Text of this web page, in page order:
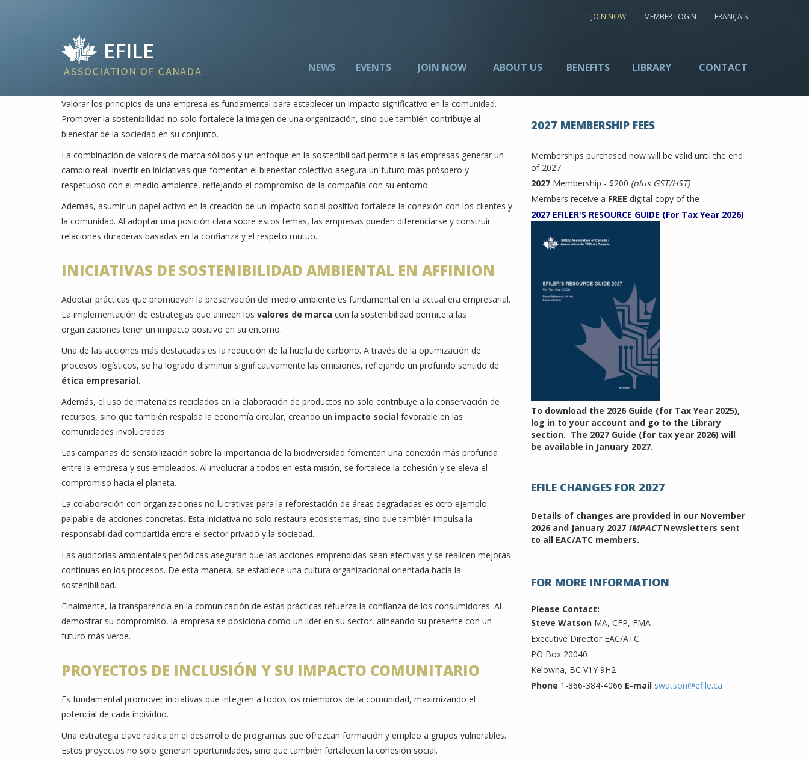
JOIN NOW MEMBER LOGIN FRANÇAIS
NEWS EVENTS JOIN NOW ABOUT US BENEFITS LIBRARY CONTACT
Valorar los principios de una empresa es fundamental para establecer un impacto significativo en la comunidad.
Promover la sostenibilidad no solo fortalece la imagen de una organización, sino que también contribuye al
bienestar de la sociedad en su conjunto.
La combinación de valores de marca sólidos y un enfoque en la sostenibilidad permite a las empresas generar un
cambio real. Invertir en iniciativas que fomentan el bienestar colectivo asegura un futuro más próspero y
respetuoso con el medio ambiente, reflejando el compromiso de la compañía con su entorno.
Además, asumir un papel activo en la creación de un impacto social positivo fortalece la conexión con los clientes y
la comunidad. Al adoptar una posición clara sobre estos temas, las empresas pueden diferenciarse y construir
relaciones duraderas basadas en la confianza y el respeto mutuo.
INICIATIVAS DE SOSTENIBILIDAD AMBIENTAL EN AFFINION
Adoptar prácticas que promuevan la preservación del medio ambiente es fundamental en la actual era empresarial.
La implementación de estrategias que alineen los valores de marca con la sostenibilidad permite a las
organizaciones tener un impacto positivo en su entorno.
Una de las acciones más destacadas es la reducción de la huella de carbono. A través de la optimización de
procesos logísticos, se ha logrado disminuir significativamente las emisiones, reflejando un profundo sentido de
ética empresarial.
Además, el uso de materiales reciclados en la elaboración de productos no solo contribuye a la conservación de
recursos, sino que también respalda la economía circular, creando un impacto social favorable en las
comunidades involucradas.
Las campañas de sensibilización sobre la importancia de la biodiversidad fomentan una conexión más profunda
entre la empresa y sus empleados. Al involucrar a todos en esta misión, se fortalece la cohesión y se eleva el
compromiso hacia el planeta.
La colaboración con organizaciones no lucrativas para la reforestación de áreas degradadas es otro ejemplo
palpable de acciones concretas. Esta iniciativa no solo restaura ecosistemas, sino que también impulsa la
responsabilidad compartida entre el sector privado y la sociedad.
Las auditorías ambientales periódicas aseguran que las acciones emprendidas sean efectivas y se realicen mejoras
continuas en los procesos. De esta manera, se establece una cultura organizacional orientada hacia la
sostenibilidad.
Finalmente, la transparencia en la comunicación de estas prácticas refuerza la confianza de los consumidores. Al
demostrar su compromiso, la empresa se posiciona como un líder en su sector, alineando su presente con un
futuro más verde.
PROYECTOS DE INCLUSIÓN Y SU IMPACTO COMUNITARIO
Es fundamental promover iniciativas que integren a todos los miembros de la comunidad, maximizando el
potencial de cada individuo.
Una estrategia clave radica en el desarrollo de programas que ofrezcan formación y empleo a grupos vulnerables.
Estos proyectos no solo generan oportunidades, sino que también fortalecen la cohesión social.
2027 MEMBERSHIP FEES
Memberships purchased now will be valid until the end
of 2027.
2027 Membership - $200 (plus GST/HST)
Members receive a FREE digital copy of the
2027 EFILER'S RESOURCE GUIDE (For Tax Year 2026)
To download the 2026 Guide (for Tax Year 2025),
log in to your account and go to the Library
section. The 2027 Guide (for tax year 2026) will
be available in January 2027.
EFILE CHANGES FOR 2027
Details of changes are provided in our November
2026 and January 2027 IMPACTNewsletters sent
to all EAC/ATC members.
FOR MORE INFORMATION
Please Contact:
Steve Watson MA, CFP, FMA
Executive Director EAC/ATC
PO Box 20040
Kelowna, BC V1Y 9H2
Phone 1-866-384-4066 E-mail swatson@efile.ca